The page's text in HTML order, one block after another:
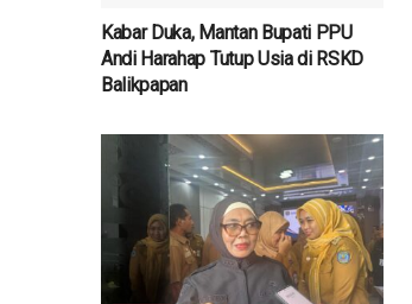
Kabar Duka, Mantan Bupati PPU
Andi Harahap Tutup Usia di RSKD
Balikpapan